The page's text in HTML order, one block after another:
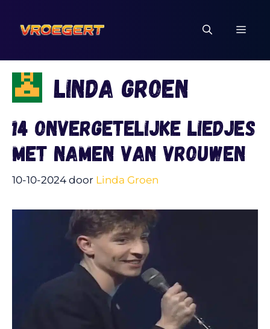
naar
inhoud
Linda Groen
14 onvergetelijke liedjes
met namen van vrouwen
10-10-2024 door Linda Groen